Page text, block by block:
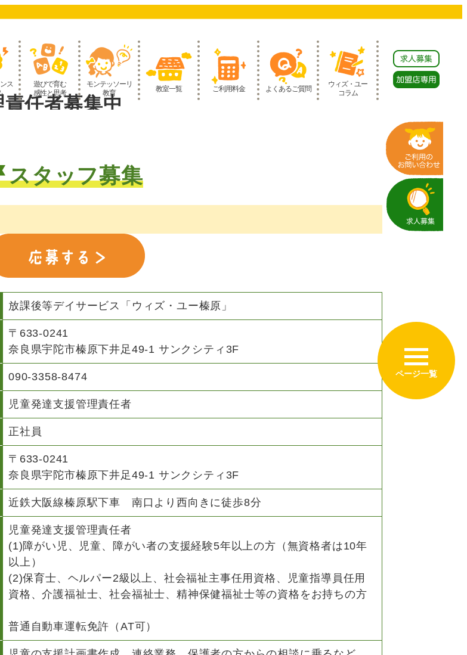
ス
遊びで育む
感性と思考
モンテッソーリ
教育
教室一覧 ご利用料金 よくあるご質問
ウィズ・ユー
コラム
任者募集中
スタッフ募集
放課後等デイサービス「ウィズ・ユー榛原」
〒633-0241
奈良県宇陀市榛原下井足49-1 サンクシティ3F
090-3358-8474
児童発達支援管理責任者
正社員
〒633-0241
奈良県宇陀市榛原下井足49-1 サンクシティ3F
近鉄大阪線榛原駅下車 南口より西向きに徒歩8分
児童発達支援管理責任者
(1)障がい児、児童、障がい者の支援経験5年以上の方（無資格者は10年
以上）
(2)保育士、ヘルパー2級以上、社会福祉主事任用資格、児童指導員任用
資格、介護福祉士、社会福祉士、精神保健福祉士等の資格をお持ちの方
普通自動車運転免許（AT可）